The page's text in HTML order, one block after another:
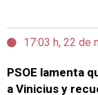
17:03 h, 22 de
PSOE lamenta
a Vinicius y